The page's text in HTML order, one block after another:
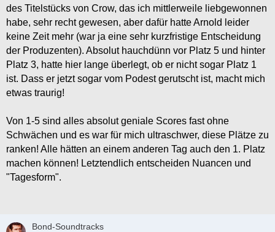
des Titelstücks von Crow, das ich mittlerweile liebgewonnen
habe, sehr recht gewesen, aber dafür hatte Arnold leider
keine Zeit mehr (war ja eine sehr kurzfristige Entscheidung
der Produzenten). Absolut hauchdünn vor Platz 5 und hinter
Platz 3, hatte hier lange überlegt, ob er nicht sogar Platz 1
ist. Dass er jetzt sogar vom Podest gerutscht ist, macht mich
etwas traurig!
Von 1-5 sind alles absolut geniale Scores fast ohne
Schwächen und es war für mich ultraschwer, diese Plätze zu
ranken! Alle hätten an einem anderen Tag auch den 1. Platz
machen können! Letztendlich entscheiden Nuancen und
"Tagesform".
Bond-Soundtracks